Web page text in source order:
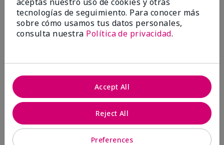
4.0
Escribir Una Opinión
tecnologías de seguimiento. Para conocer más
sobre cómo usamos tus datos personales,
consulta nuestra Política de privacidad.
Preferences
Reject All
Accept All